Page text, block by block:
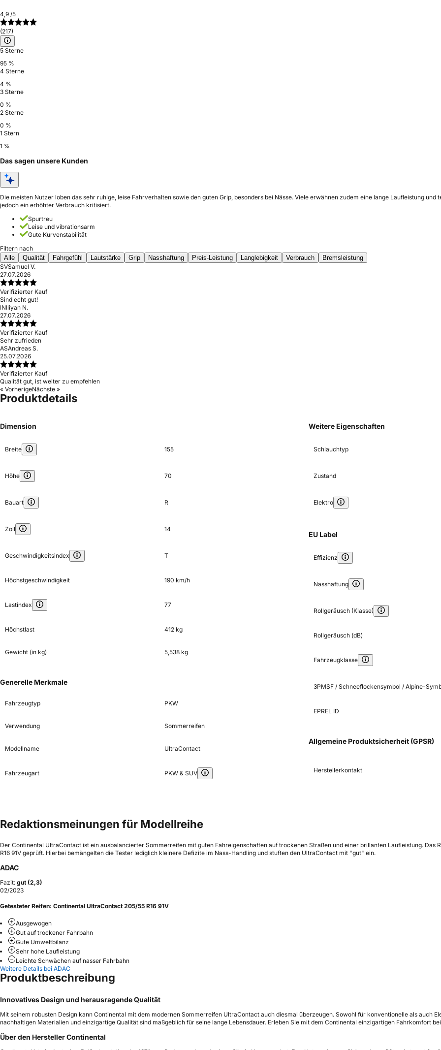
4,9 /5
(217)
5 Sterne
95 %
4 Sterne
4 %
3 Sterne
0 %
2 Sterne
0 %
1 Stern
1 %
Das sagen unsere Kunden
Die meisten Nutzer loben das sehr ruhige, leise Fahrverhalten sowie den guten Grip, besonders bei Nässe. Viele erwähnen zudem eine lange Laufleistung
jedoch ein erhöhter Verbrauch kritisiert.
Spurtreu
Leise und vibrationsarm
Gute Kurvenstabilität
Filtern nach
Alle
Qualität Fahrgefühl Lautstärke Grip Nasshaftung Preis-Leistung Langlebigkeit Verbrauch
Bremsleistung
SVSamuel V.
27.07.2026
Verifizierter Kauf
Sind echt gut!
INIliyan N.
27.07.2026
Verifizierter Kauf
Sehr zufrieden
ASAndreas S.
25.07.2026
Verifizierter Kauf
Qualität gut, ist weiter zu empfehlen
« VorherigeNächste »
Produktdetails
Dimension
Breite 155
Höhe 70
Bauart R
Zoll 14
Geschwindigkeitsindex T
Höchstgeschwindigkeit 190 km/h
Lastindex 77
Höchstlast 412 kg
Gewicht (in kg) 5,538 kg
Generelle Merkmale
Fahrzeugtyp PKW
Verwendung Sommerreifen
Modellname UltraContact
Fahrzeugart PKW & SUV
Weitere Eigenschaften
Schlauchtyp
Zustand
Elektro
EU Label
Effizienz
Nasshaftung
Rollgeräusch (Klasse)
Rollgeräusch (dB)
Fahrzeugklasse
3PMSF / Schneeflockensymbol / Alpine-
EPREL ID
Allgemeine Produktsicherheit (GPSR)
Herstellerkontakt
Redaktionsmeinungen für Modellreihe
Der Continental UltraContact ist ein ausbalancierter Sommerreifen mit guten Fahreigenschaften auf trockenen Straßen und einer brillanten Laufleistung.
R16 91V geprüft. Hierbei bemängelten die Tester lediglich kleinere Defizite im Nass-Handling und stuften den UltraContact mit "gut" ein.
ADAC
Fazit: gut (2,3)
02/2023
Getesteter Reifen: Continental UltraContact 205/55 R16 91V
Ausgewogen
Gut auf trockener Fahrbahn
Gute Umweltbilanz
Sehr hohe Laufleistung
Leichte Schwächen auf nasser Fahrbahn
Weitere Details bei ADAC
Produktbeschreibung
Innovatives Design und herausragende Qualität
Mit seinem robusten Design kann Continental mit dem modernen Sommerreifen UltraContact auch diesmal überzeugen. Sowohl für konventionelle als auch
nachhaltigen Materialien und einzigartige Qualität sind maßgeblich für seine lange Lebensdauer. Erleben Sie mit dem Continental einzigartigen Fahrkomfort
Über den Hersteller Continental